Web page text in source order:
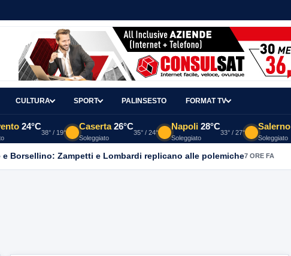
CULTURA SPORT PALINSESTO FORMAT TV
24°C
38° / 19°
Caserta 26°C
Soleggiato
35° / 24°
Napoli 28°C
Soleggiato
33° / 27°
Salerno
Soleggiato
Borsellino: Zampetti e Lombardi replicano alle polemiche7 ORE FA